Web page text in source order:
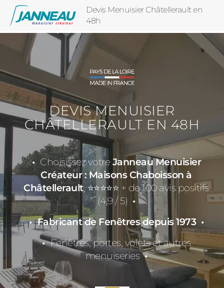
Devis Menuisier Châtellerault en
48h
DEVIS MENUISIER
CHÂTELLERAULT EN 48H
Choisissez votreJanneau Menuisier
Créateur : Maisons Chaboisson à
Châtellerault, ⭐⭐⭐⭐⭐ + de 100 avis positifs
(4,9 / 5)
Fabricant de Fenêtres depuis 1973
Fenêtres, portes, volets et autres
menuiseries